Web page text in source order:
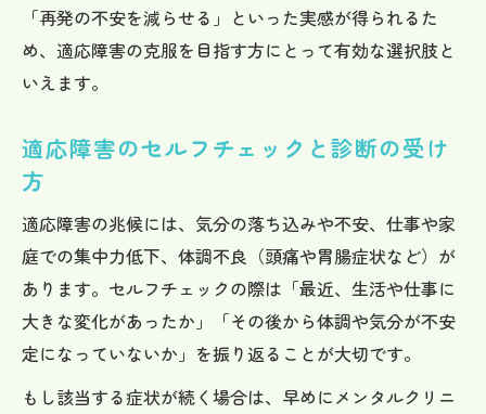
「再発の不安を減らせる」といった実感が得られるた
め、適応障害の克服を目指す方にとって有効な選択肢と
いえます。
適応障害のセルフチェックと診断の受け
方
適応障害の兆候には、気分の落ち込みや不安、仕事や家
庭での集中力低下、体調不良（頭痛や胃腸症状など）が
あります。セルフチェックの際は「最近、生活や仕事に
大きな変化があったか」「その後から体調や気分が不安
定になっていないか」を振り返ることが大切です。
もし該当する症状が続く場合は、早めにメンタルクリニ